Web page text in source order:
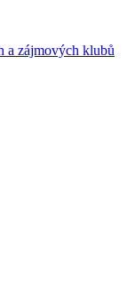
a zájmových klubů